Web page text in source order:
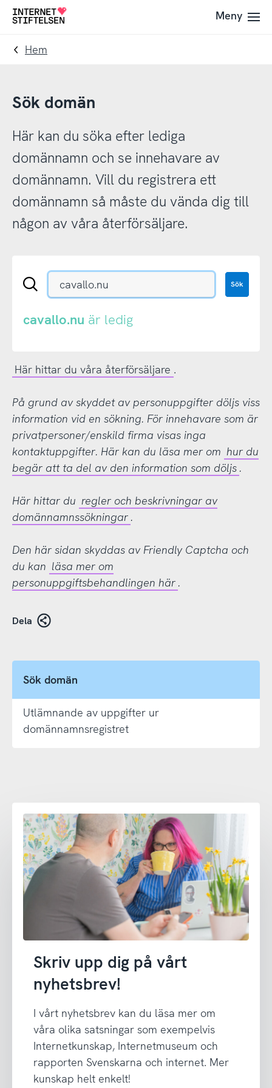
Till
navigering
Till
innehåll
Till
Meny
Hem
Sök domän
Här kan du söka efter lediga
domännamn och se innehavare av
domännamn. Vill du registrera ett
domännamn så måste du vända dig till
någon av våra återförsäljare.
Sök
eller
Sök
cavallo.nu är ledig
Här hittar du våra återförsäljare .
På grund av skyddet av personuppgifter döljs viss
information vid en sökning. För innehavare som är
privatpersoner/enskild firma visas inga
kontaktuppgifter. Här kan du läsa mer om hur du
begär att ta del av den information som döljs .
Här hittar du regler och beskrivningar av
domännamnssökningar .
Den här sidan skyddas av Friendly Captcha och
du kan läsa mer om
personuppgiftsbehandlingen här .
Dela
Sök domän
Utlämnande av uppgifter ur
domännamnsregistret
Skriv upp dig på vårt
nyhetsbrev!
I vårt nyhetsbrev kan du läsa mer om
våra olika satsningar som exempelvis
Internetkunskap, Internetmuseum och
rapporten Svenskarna och internet. Mer
kunskap helt enkelt!